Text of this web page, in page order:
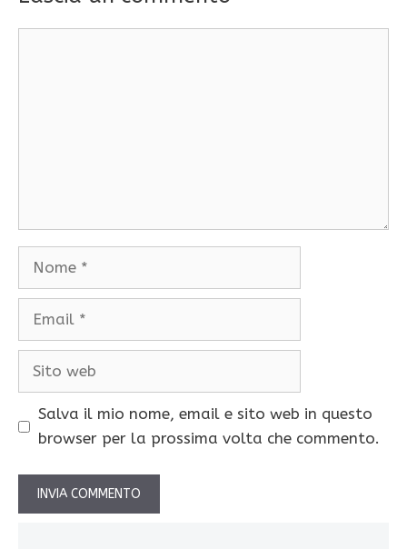
Nome
Email
Sito
Salva il mio nome, email e sito web in questo
browser per la prossima volta che commento.